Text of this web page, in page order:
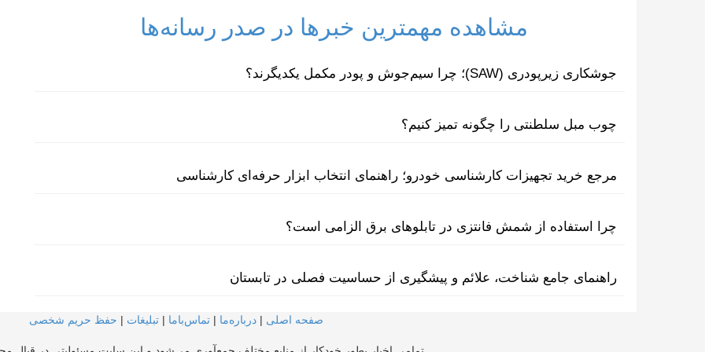
مشاهده مهمترین خبرها در صدر رسانه‌ها
جوشکاری زیرپودری (SAW)؛ چرا سیم‌جوش و پودر مکمل یکدیگرند؟
چوب مبل سلطنتی را چگونه تمیز کنیم؟
مرجع خرید تجهیزات کارشناسی خودرو؛ راهنمای انتخاب ابزار حرفه‌ای کارشناسی
چرا استفاده از شمش فانتزی در تابلوهای برق الزامی است؟
راهنمای جامع شناخت، علائم و پیشگیری از حساسیت فصلی در تابستان
صفحه اصلی | درباره‌ما | تماس‌با‌ما | تبلیغات | حفظ حریم شخصی